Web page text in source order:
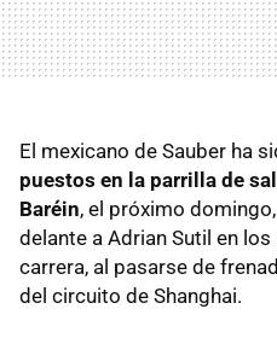
El mexicano de Sauber ha
puestos en la parrilla de
Baréin, el próximo
delante a Adrian Sutil en
carrera, al pasarse de
del circuito de Shanghai.